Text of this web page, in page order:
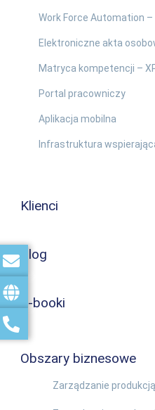
Work Force Automation –
Elektroniczne akta
Matryca kompetencji –
Portal pracowniczy
Aplikacja mobilna
Infrastruktura
Klienci
Blog
E-booki
Obszary biznesowe
Zarządzanie produkcją